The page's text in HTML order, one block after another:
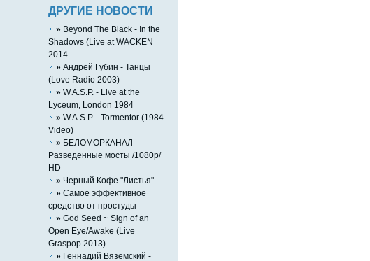
ДРУГИЕ НОВОСТИ
» Beyond The Black - In the
Shadows (Live at WACKEN
2014
» Андрей Губин - Танцы
(Love Radio 2003)
» W.A.S.P. - Live at the
Lyceum, London 1984
» W.A.S.P. - Tormentor (1984
Video)
» БЕЛОМОРКАНАЛ -
Разведенные мосты /1080p/
HD
» Черный Кофе "Листья"
» Самое эффективное
средство от простуды
» God Seed ~ Sign of an
Open Eye/Awake (Live
Graspop 2013)
» Геннадий Вяземский -